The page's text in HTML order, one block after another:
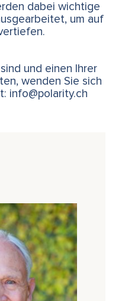
dabei wichtige
um auf
und einen Ihrer
wenden Sie sich
info@polarity.ch